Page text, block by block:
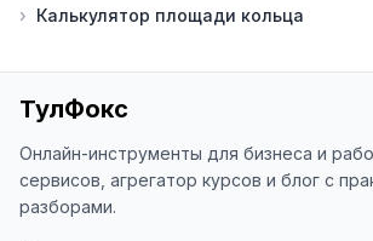
«Оценить сайт» в панели
наши инструменты!
Благодарю за доверие и
использование ToolFox! 🚀
› Калькулятор площади кольца
ТулФокс
Онлайн-инструменты для бизнеса и
сервисов, агрегатор курсов и блог с
разборами.